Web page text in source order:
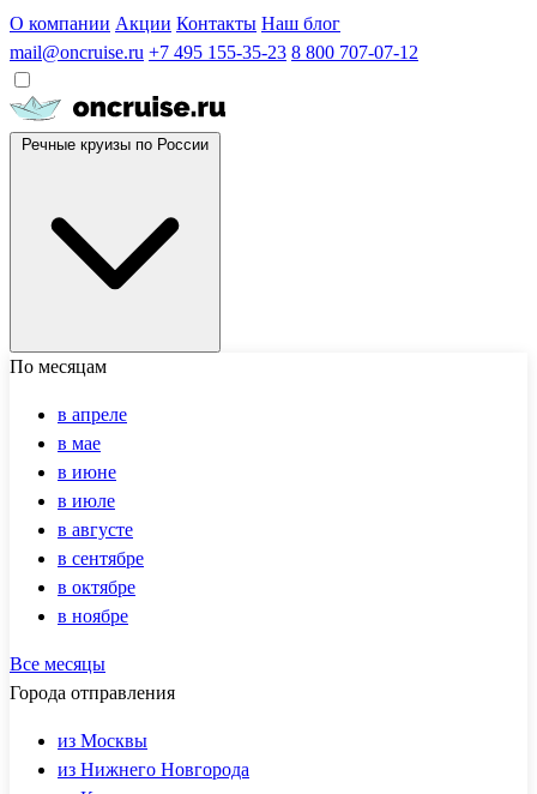
О компании Акции Контакты Наш блог
mail@oncruise.ru +7 495 155-35-23 8 800 707-07-12
По месяцам
в апреле
в мае
в июне
в июле
в августе
в сентябре
в октябре
в ноябре
Все месяцы
Города отправления
из Москвы
из Нижнего Новгорода